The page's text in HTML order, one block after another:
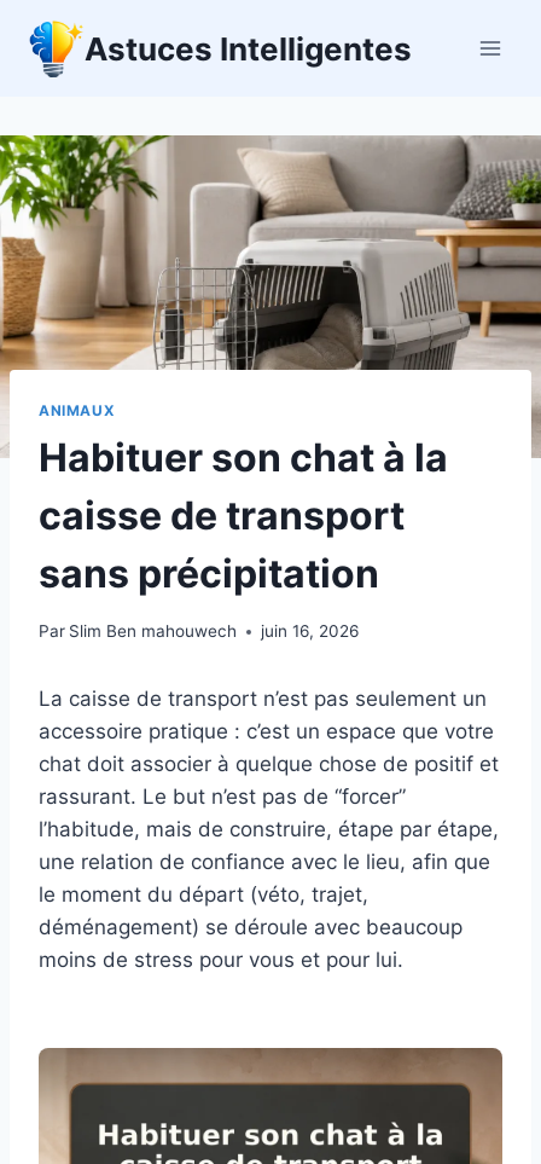
contenu
Astuces Intelligentes
ANIMAUX
Habituer son chat à la
caisse de transport
sans précipitation
Par Slim Ben mahouwech juin 16, 2026
La caisse de transport n’est pas seulement un
accessoire pratique : c’est un espace que votre
chat doit associer à quelque chose de positif et
rassurant. Le but n’est pas de “forcer”
l’habitude, mais de construire, étape par étape,
une relation de confiance avec le lieu, afin que
le moment du départ (véto, trajet,
déménagement) se déroule avec beaucoup
moins de stress pour vous et pour lui.